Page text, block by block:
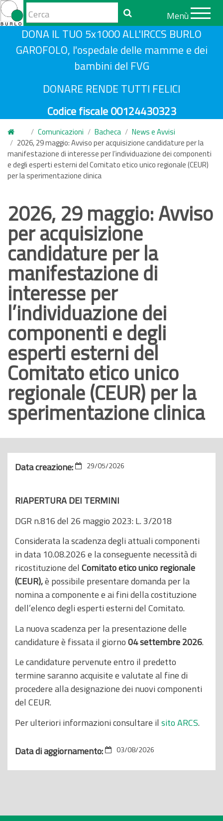
Form
di
ricerca
Cerca
DONA IL TUO 5x1000 ALL'IRCCS BURLO
GAROFOLO, l'ospedale delle mamme e dei
bambini del FVG
DONARE RENDE TUTTI FELICI
Codice fiscale 00124430323
Menù
Comunicazioni Bacheca
News e Avvisi
2026, 29 maggio: Avviso per acquisizione candidature per la
manifestazione di interesse per l’individuazione dei componenti
e degli esperti esterni del Comitato etico unico regionale (CEUR)
per la sperimentazione clinica
2026, 29 maggio: Avviso
per acquisizione
candidature per la
manifestazione di
interesse per
l’individuazione dei
componenti e degli
esperti esterni del
Comitato etico unico
regionale (CEUR) per la
sperimentazione clinica
Data creazione: 29/05/2026
RIAPERTURA DEI TERMINI
DGR n.816 del 26 maggio 2023: L. 3/2018
Considerata la scadenza degli attuali componenti
in data 10.08.2026 e la conseguente necessità di
ricostituzione del Comitato etico unico regionale
(CEUR),è possibile presentare domanda per la
nomina a componente e ai fini della costituzione
dell’elenco degli esperti esterni del Comitato.
La nuova scadenza per la presentazione delle
candidature è fissata il giorno04 settembre 2026.
Le candidature pervenute entro il predetto
termine saranno acquisite e valutate al fine di
procedere alla designazione dei nuovi componenti
del CEUR.
Per ulteriori informazioni consultare il sito ARCS.
Data di aggiornamento: 03/08/2026